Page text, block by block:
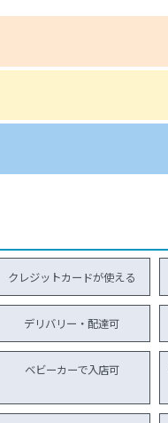
クレジットカードが使える
デリバリー・配達可
ベビーカーで入店可